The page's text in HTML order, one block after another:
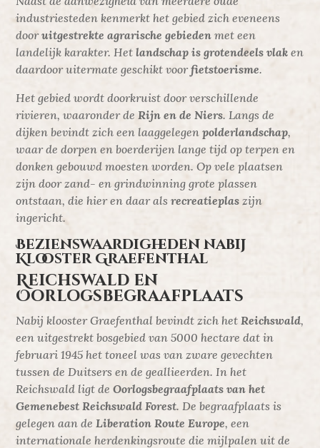
industriesteden kenmerkt het gebied zich eveneens
dooruitgestrekte agrarische gebieden met een
landelijk karakter. Hetlandschap is grotendeels vlak en
daardoor uitermate geschikt voorfietstoerisme.
Het gebied wordt doorkruist door verschillende
rivieren, waaronder deRijn en de Niers. Langs de
dijken bevindt zich een laaggelegenpolderlandschap,
waar de dorpen en boerderijen lange tijd op terpen en
donken gebouwd moesten worden. Op vele plaatsen
zijn door zand- en grindwinning grote plassen
ontstaan, die hier en daar alsrecreatieplas zijn
ingericht.
Bezienswaardigheden nabij
Klooster Graefenthal
Reichswald en
Oorlogsbegraafplaats
Nabij klooster Graefenthal bevindt zich hetReichswald,
een uitgestrekt bosgebied van 5000 hectare dat in
februari 1945 het toneel was van zware gevechten
tussen de Duitsers en de geallieerden. In het
Reichswald ligt deOorlogsbegraafplaats van het
Gemenebest Reichswald Forest. De begraafplaats is
gelegen aan deLiberation Route Europe, een
internationale herdenkingsroute die mijlpalen uit de